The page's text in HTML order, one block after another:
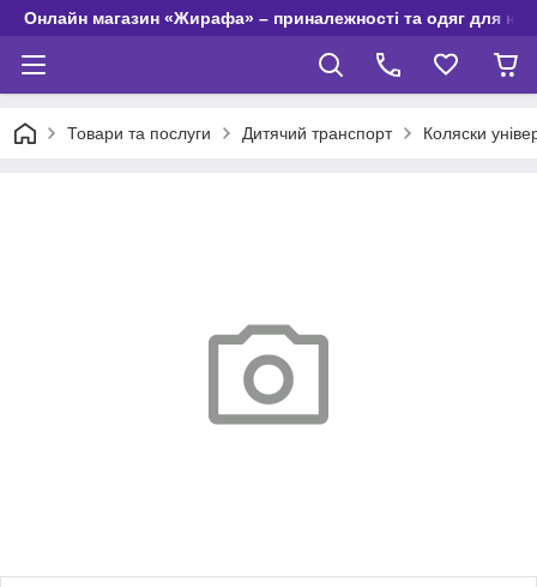
Онлайн магазин «Жирафа» – приналежності та одяг для
Товари та послуги Дитячий транспорт Коляски